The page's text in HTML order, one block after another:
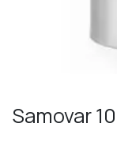
Samovar